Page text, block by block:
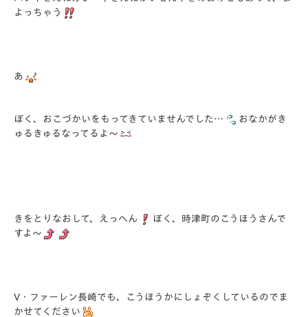
よっちゃう
あ
ぼく、おこづかいをもってきていませんでした…
おなかがき
ゅるきゅるなってるよ～
きをとりなおして、えっへん
ぼく、時津町のこうほうさんで
すよ～
V・ファーレン長崎でも、こうほうかにしょぞくしているのでま
かせてください